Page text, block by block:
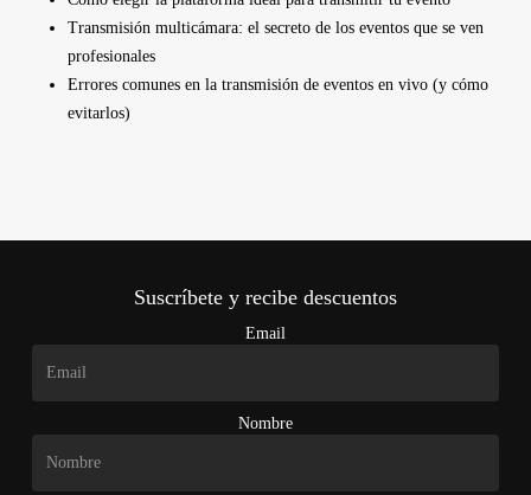
Transmisión multicámara: el secreto de los eventos que se ven
profesionales
Errores comunes en la transmisión de eventos en vivo (y cómo
evitarlos)
Suscríbete y recibe descuentos
Email
Nombre